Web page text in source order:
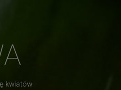
kwiatów